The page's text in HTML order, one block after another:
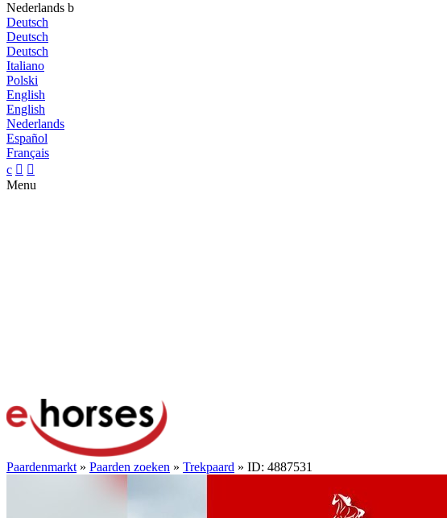
Nederlands b
Deutsch
Deutsch
Deutsch
Italiano
Polski
English
English
Nederlands
Español
Français
c  
Menu
Paardenmarkt » Paarden zoeken » Trekpaard » ID: 4887531